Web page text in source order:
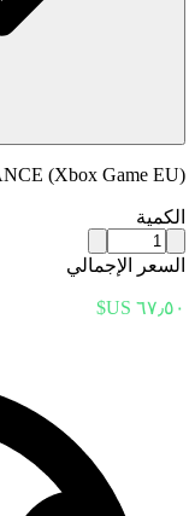
(Xbox Game EU)
الكمية
السعر الإجمالي